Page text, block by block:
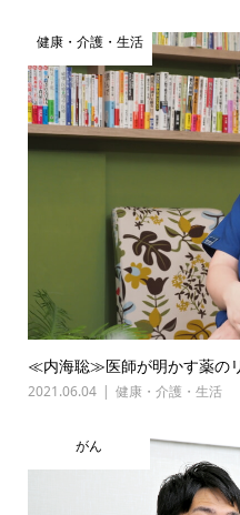
健康・介護・生活
≪内海聡≫医師が明かす薬の
2021.06.04 健康・介護・生活
がん